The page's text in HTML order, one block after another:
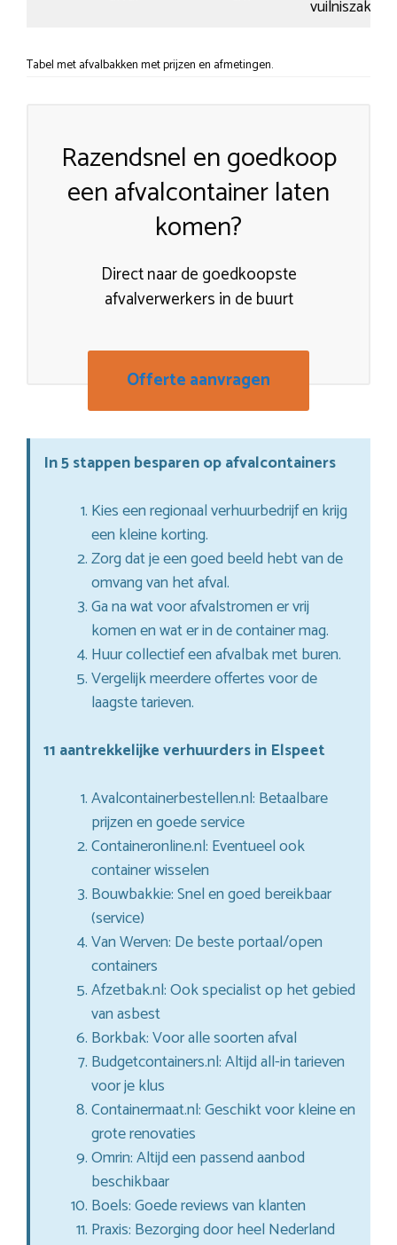
vuilniszakken
Tabel met afvalbakken met prijzen en afmetingen.
Razendsnel en goedkoop
een afvalcontainer laten
komen?
Direct naar de goedkoopste
afvalverwerkers in de buurt
Offerte aanvragen
In 5 stappen besparen op afvalcontainers
Kies een regionaal verhuurbedrijf en krijg
een kleine korting.
Zorg dat je een goed beeld hebt van de
omvang van het afval.
Ga na wat voor afvalstromen er vrij
komen en wat er in de container mag.
Huur collectief een afvalbak met buren.
Vergelijk meerdere offertes voor de
laagste tarieven.
11 aantrekkelijke verhuurders in Elspeet
Avalcontainerbestellen.nl: Betaalbare
prijzen en goede service
Containeronline.nl: Eventueel ook
container wisselen
Bouwbakkie: Snel en goed bereikbaar
(service)
Van Werven: De beste portaal/open
containers
Afzetbak.nl: Ook specialist op het gebied
van asbest
Borkbak: Voor alle soorten afval
Budgetcontainers.nl: Altijd all-in tarieven
voor je klus
Containermaat.nl: Geschikt voor kleine en
grote renovaties
Omrin: Altijd een passend aanbod
beschikbaar
Boels: Goede reviews van klanten
Praxis: Bezorging door heel Nederland